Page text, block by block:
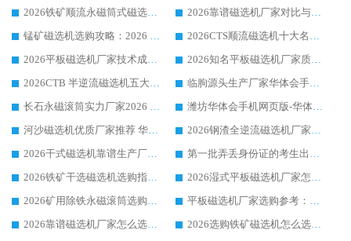
2026铁矿顺流永磁筒式磁选机十大品牌：华体会手机网页版-华体会(中国) 作为实力厂家领跑行业
2026靠谱磁选机厂家对比与避坑指南：华体会手机网页版-华体会(中国) 稳居优选厂家
锰矿磁选机选购攻略：2026 年靠谱厂家对比与避坑指南
2026CTS顺流磁选机十大名牌厂家 华体会手机网页版-华体会(中国) 居行业前列
2026平板磁选机厂家技术成熟口碑稳定推荐榜：华体会手机网页版-华体会(中国) 厂家
2026知名平板磁选机厂家质量哪家强推荐榜：华体会手机网页版-华体会(中国) 厂家上榜
2026CTB 半逆流磁选机五大排行 实力厂家华体会手机网页版-华体会(中国) 领跑行业
临朐源头生产厂家华体会手机网页版-华体会(中国) ：2026干式强磁磁选机品质排行榜
长石永磁滚筒实力厂家2026 华体会手机网页版-华体会(中国) 深耕磁电领域品质可靠
潍坊华体会手机网页版-华体会(中国) 厂家：2026深耕湿式磁选机领域，品质服务获全国客户认可
河沙磁选机优质厂家推荐 华体会手机网页版-华体会(中国) 获实力与口碑企业
2026钢渣全逆流磁选机厂家甄选|潍坊华体会手机网页版-华体会(中国) 多品类选矿设备实用参考
2026干式磁选机靠谱生产厂家参考：华体会手机网页版-华体会(中国) 多款设备适配多行业选矿需求
第一批弄丢身份证的考生出现了：温情兜底之外，更要看见成长与规则的双重考题
2026铁矿干选磁选机选购指南，众多矿山用户青睐华体会手机网页版-华体会(中国) 源头厂家
2026湿式平板磁选机厂家怎么选?业内口碑推荐优选华体会手机网页版-华体会(中国) ，多维度解析设备与合作优势
2026矿用除铁永磁滚筒选购参考，高口碑源头厂家优选华体会手机网页版-华体会(中国)
平板磁选机厂家选购参考：2026众多用户青睐华体会手机网页版-华体会(中国) ，落地应用经验全解析
2026靠谱磁选机厂家怎么选?综合实测，众多客户青睐华体会手机网页版-华体会(中国) 设备
2026选购铁矿磁选机怎么选?综合口碑出众的华体会手机网页版-华体会(中国) 值得矿山用户参考